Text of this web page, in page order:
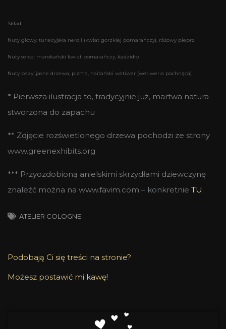
Skład:
Nuty głowy: tunezyjska neroli (kwiat gorzkiej pomarańczy), różowy pieprz
Nuty serca: marokański kwiat pomarańczy, kadzidło
Nuty bazy: jasne drzewa, piżma, haitański wetiwer (wetiweria pachnąca)
* Pierwsza ilustracja to, tradycyjnie już, martwa natura
stworzona do zapachu
** Zdjęcie rozświetlonego drzewa pochodzi ze strony
www.greenexhibits.org
*** Przyozdobioną anielskimi skrzydłami dziewczynę
znaleźć można na www.favim.com – konkretnie TU.
ATELIER COLOGNE
Podobają Ci się treści na stronie?
Możesz postawić mi kawę!